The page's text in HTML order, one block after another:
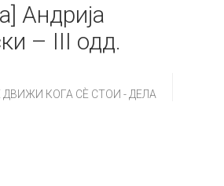
Андрија
– III одд.
ДВИЖИ КОГА СÈ СТОИ - ДЕЛА